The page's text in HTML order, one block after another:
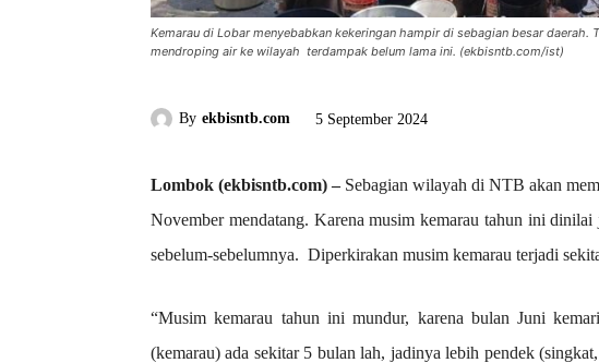
Kemarau di Lobar menyebabkan kekeringan hampir di sebagian besar daerah.
mendroping air ke wilayah terdampak belum lama ini. (ekbisntb.com/ist)
By ekbisntb.com 5 September 2024
Lombok (ekbisntb.com) –Sebagian wilayah di NTB akan
November mendatang. Karena musim kemarau tahun ini
sebelum-sebelumnya. Diperkirakan musim kemarau terjadi
“Musim kemarau tahun ini mundur, karena bulan Juni
(kemarau) ada sekitar 5 bulan lah, jadinya lebih pendek